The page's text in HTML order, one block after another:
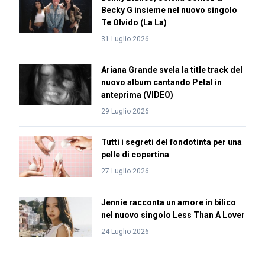
Becky G insieme nel nuovo singolo
Te Olvido (La La)
31 Luglio 2026
Ariana Grande svela la title track del
nuovo album cantando Petal in
anteprima (VIDEO)
29 Luglio 2026
Tutti i segreti del fondotinta per una
pelle di copertina
27 Luglio 2026
Jennie racconta un amore in bilico
nel nuovo singolo Less Than A Lover
24 Luglio 2026